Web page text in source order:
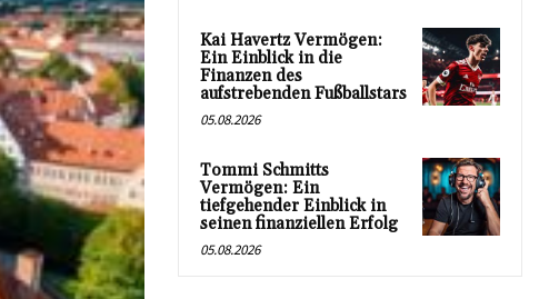
Kai Havertz Vermögen:
Ein Einblick in die
Finanzen des
aufstrebenden Fußballstars
05.08.2026
Tommi Schmitts
Vermögen: Ein
tiefgehender Einblick in
seinen finanziellen Erfolg
05.08.2026